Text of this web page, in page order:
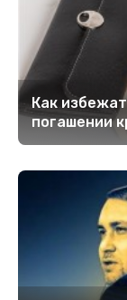
Кaк
погашении